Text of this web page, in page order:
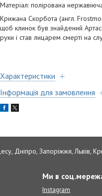
Матеріал: полірована
Крижана Скорбота (англ.
щоб клинок був знайдений
руки і став лицарем смерті на
Характеристики
Інформація для замовлення
Дніпро, Запоріжжя, Львів,
Ми в
Instagram